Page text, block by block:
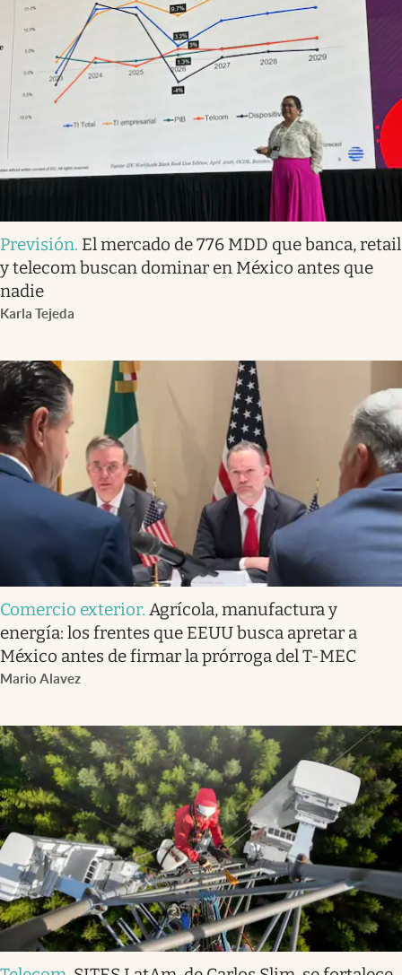
Previsión. El mercado de 776 MDD que banca, retail
y telecom buscan dominar en México antes que
nadie
Karla Tejeda
Comercio exterior. Agrícola, manufactura y
energía: los frentes que EEUU busca apretar a
México antes de firmar la prórroga del T-MEC
Mario Alavez